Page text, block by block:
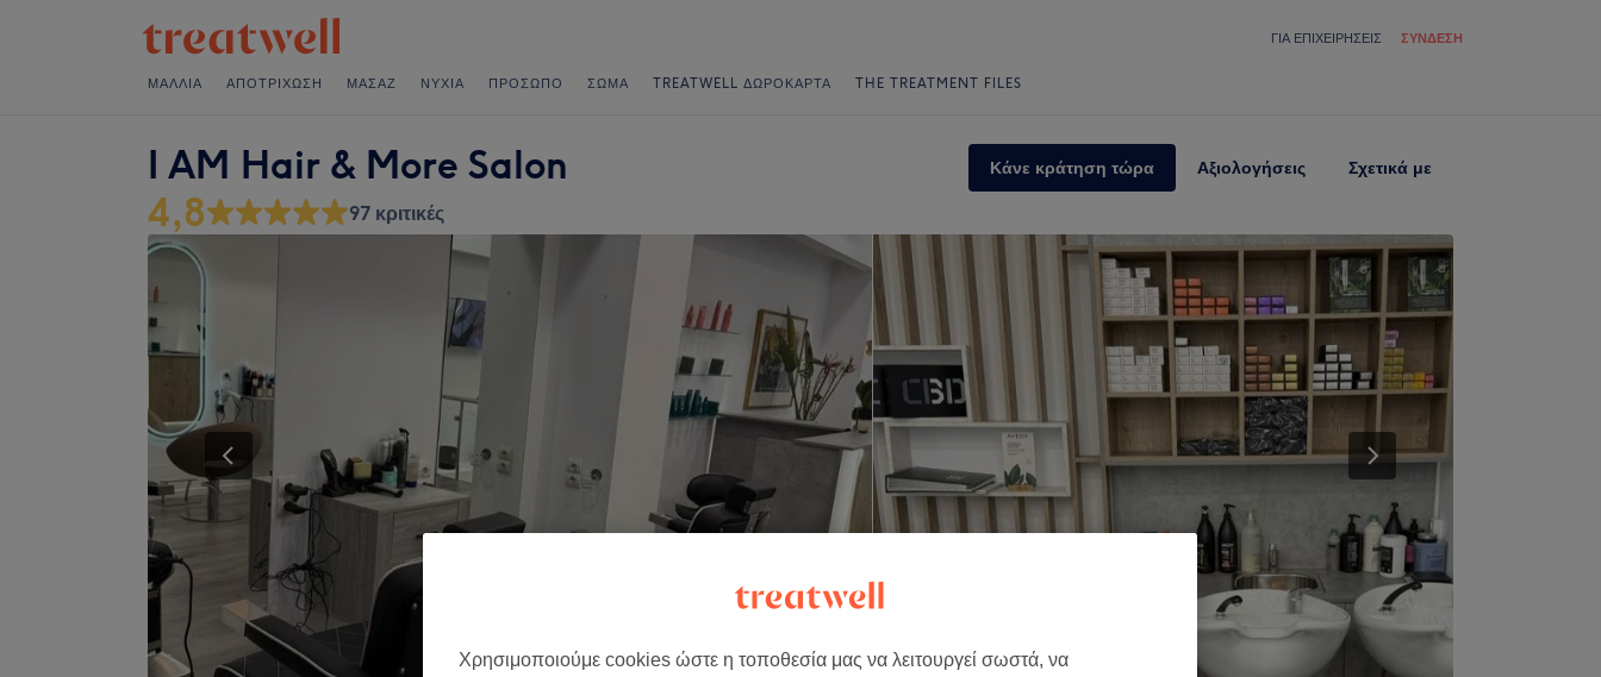
ΓΙΑ ΕΠΙΧΕΙΡΉΣΕΙΣ ΣΎΝΔΕΣΗ
ΜΑΛΛΙΆ ΑΠΟΤΡΊΧΩΣΗ ΜΑΣΆΖ ΝΎΧΙΑ ΠΡΌΣΩΠΟ ΣΏΜΑ TREATWELL ΔΩΡΟΚΆΡΤΑ THE TREATMENT FILES
I AM Hair & More Salon Κάνε κράτηση τώρα Αξιολογήσεις Σχετικά με
4,8 97 κριτικές
Χρησιμοποιούμε cookies ώστε η τοποθεσία μας να λειτουργεί σωστά, να